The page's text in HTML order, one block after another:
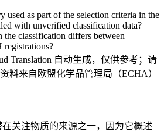
as part of the selection criteria in the
with unverified classification data?
classification differs between
Translation 自动生成，仅供参考；请
料来自欧盟化学品管理局（ECHA）
关注物质的来源之一，因为它概述